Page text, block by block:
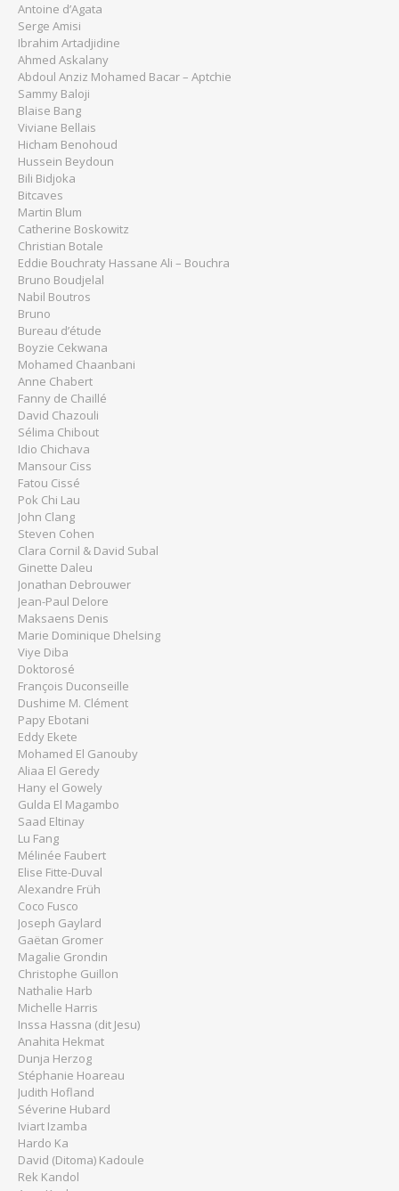
Antoine d’Agata
Serge Amisi
Ibrahim Artadjidine
Ahmed Askalany
Abdoul Anziz Mohamed Bacar – Aptchie
Sammy Baloji
Blaise Bang
Viviane Bellais
Hicham Benohoud
Hussein Beydoun
Bili Bidjoka
Bitcaves
Martin Blum
Catherine Boskowitz
Christian Botale
Eddie Bouchraty Hassane Ali – Bouchra
Bruno Boudjelal
Nabil Boutros
Bruno
Bureau d’étude
Boyzie Cekwana
Mohamed Chaanbani
Anne Chabert
Fanny de Chaillé
David Chazouli
Sélima Chibout
Idio Chichava
Mansour Ciss
Fatou Cissé
Pok Chi Lau
John Clang
Steven Cohen
Clara Cornil & David Subal
Ginette Daleu
Jonathan Debrouwer
Jean-Paul Delore
Maksaens Denis
Marie Dominique Dhelsing
Viye Diba
Doktorosé
François Duconseille
Dushime M. Clément
Papy Ebotani
Eddy Ekete
Mohamed El Ganouby
Aliaa El Geredy
Hany el Gowely
Gulda El Magambo
Saad Eltinay
Lu Fang
Mélinée Faubert
Elise Fitte-Duval
Alexandre Früh
Coco Fusco
Joseph Gaylard
Gaëtan Gromer
Magalie Grondin
Christophe Guillon
Nathalie Harb
Michelle Harris
Inssa Hassna (dit Jesu)
Anahita Hekmat
Dunja Herzog
Stéphanie Hoareau
Judith Hofland
Séverine Hubard
Iviart Izamba
Hardo Ka
David (Ditoma) Kadoule
Rek Kandol